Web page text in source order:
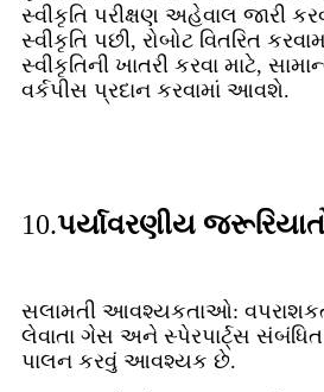
સ્વીકૃતિ પરીક્ષણ અહેવાલ જારી
સ્વીકૃતિ પછી, રોબોટ વિતરિત
સ્વીકૃતિની ખાતરી કરવા માટે,
વર્કપીસ પ્રદાન કરવામાં આવશે.
10.પર્યાવરણીય
સલામતી આવશ્યકતાઓ:
લેવાતા ગેસ અને સ્પેરપાર્ટ્સ સંબંધિત
પાલન કરવું આવશ્યક છે.